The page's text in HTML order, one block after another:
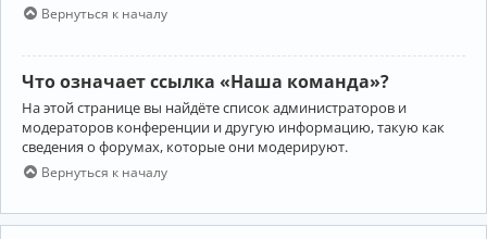
Вернуться к началу
Что означает ссылка «Наша команда»?
На этой странице вы найдёте список администраторов и
модераторов конференции и другую информацию, такую как
сведения о форумах, которые они модерируют.
Вернуться к началу